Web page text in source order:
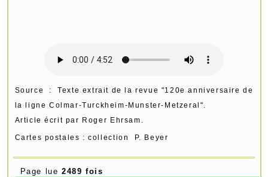
Source :Texte extrait de la revue "120e anniversaire de
la ligne Colmar-Turckheim-Munster-Metzeral".
Article écrit par Roger Ehrsam.
Cartes postales : collection P. Beyer
Page lue 2489 fois